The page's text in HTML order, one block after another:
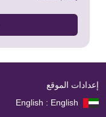
إعدادات الموقع
English : English